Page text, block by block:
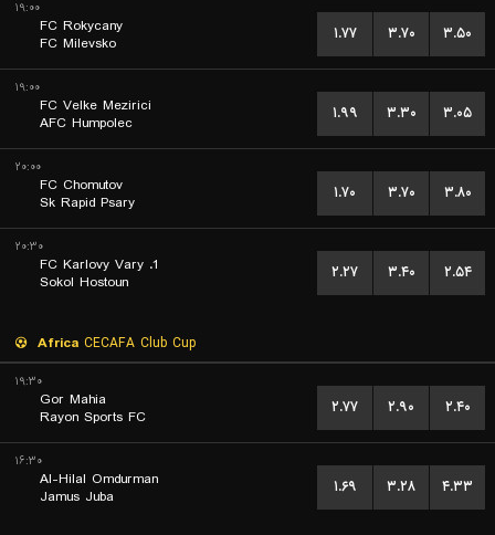
۱۹:۰۰
FC Rokycany
FC Milevsko
۱.۷۷ ۳.۷۰ ۳.۵۰
۱۹:۰۰
FC Velke Mezirici
AFC Humpolec
۱.۹۹ ۳.۳۰ ۳.۰۵
۲۰:۰۰
FC Chomutov
Sk Rapid Psary
۱.۷۰ ۳.۷۰ ۳.۸۰
۲۰:۳۰
1. FC Karlovy Vary
Sokol Hostoun
۲.۲۷ ۳.۴۰ ۲.۵۴
Africa CECAFA Club Cup
۱۹:۳۰
Gor Mahia
Rayon Sports FC
۲.۷۷ ۲.۹۰ ۲.۴۰
۱۶:۳۰
Al-Hilal Omdurman
Jamus Juba
۱.۶۹ ۳.۲۸ ۴.۳۳